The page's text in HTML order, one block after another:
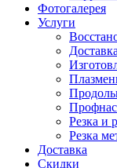
Фотогалерея
Услуги
Доставка
Резка и
Резка
Доставка
Скидки